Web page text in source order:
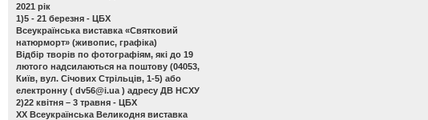
2021 рік
1)5 - 21 березня - ЦБХ
Всеукраїнська виставка «Святковий
натюрморт» (живопис, графіка)
Відбір творів по фотографіям, які до 19
лютого надсилаються на поштову (04053,
Київ, вул. Січових Стрільців, 1-5) або
електронну ( dv56@i.ua ) адресу ДВ НСХУ
2)22 квітня – 3 травня - ЦБХ
ХХ Всеукраїнська Великодня виставка